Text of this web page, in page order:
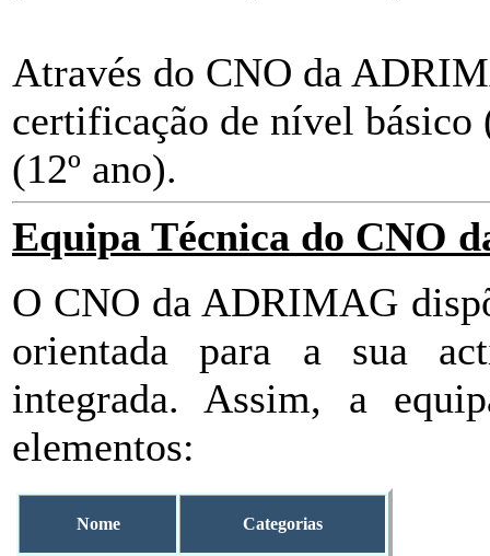
Através do CNO da
certificação de nível básico
(12º ano).
Equipa Técnica do CNO
O CNO da ADRIMAG
orientada para a sua
integrada. Assim, a
elementos:
Nome Categorias